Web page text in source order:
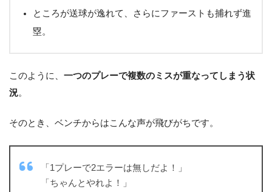
ところが送球が逸れて、さらにファーストも捕れず進
塁。
このように、 一つのプレーで複数のミスが重なってしまう状
況。
そのとき、ベンチからはこんな声が飛びがちです。
「1プレーで2エラーは無しだよ！」
「ちゃんとやれよ！」